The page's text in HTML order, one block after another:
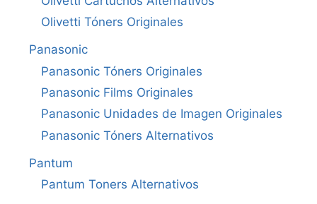
Olivetti Tóners Originales
Panasonic
Panasonic Tóners Originales
Panasonic Films Originales
Panasonic Unidades de Imagen Originales
Panasonic Tóners Alternativos
Pantum
Pantum Toners Alternativos